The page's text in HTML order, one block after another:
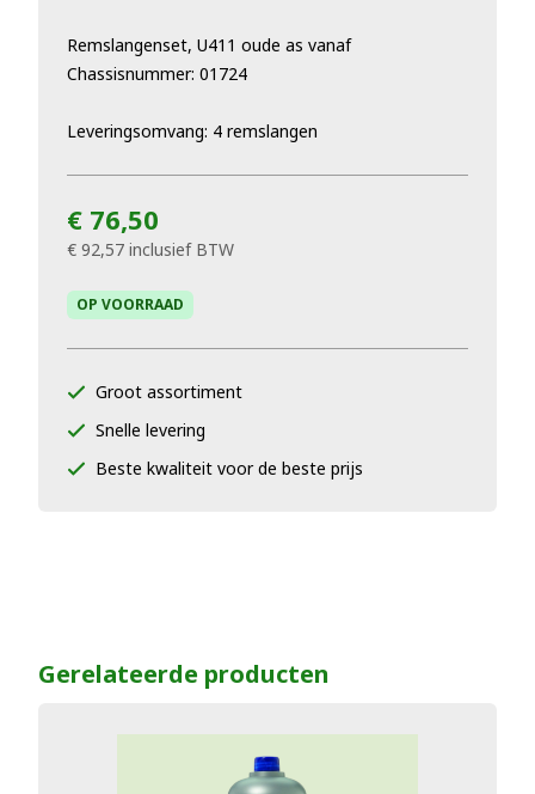
Remslangenset, U411 oude as vanaf
Chassisnummer: 01724
Leveringsomvang: 4 remslangen
€ 76,50
€ 92,57 inclusief BTW
OP VOORRAAD
Groot assortiment
Snelle levering
Beste kwaliteit voor de beste prijs
Gerelateerde producten